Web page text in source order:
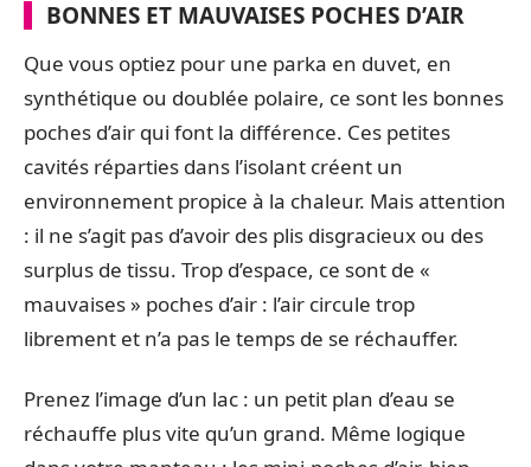
BONNES ET MAUVAISES POCHES D’AIR
Que vous optiez pour une parka en duvet, en
synthétique ou doublée polaire, ce sont les bonnes
poches d’air qui font la différence. Ces petites
cavités réparties dans l’isolant créent un
environnement propice à la chaleur. Mais attention
: il ne s’agit pas d’avoir des plis disgracieux ou des
surplus de tissu. Trop d’espace, ce sont de «
mauvaises » poches d’air : l’air circule trop
librement et n’a pas le temps de se réchauffer.
Prenez l’image d’un lac : un petit plan d’eau se
réchauffe plus vite qu’un grand. Même logique